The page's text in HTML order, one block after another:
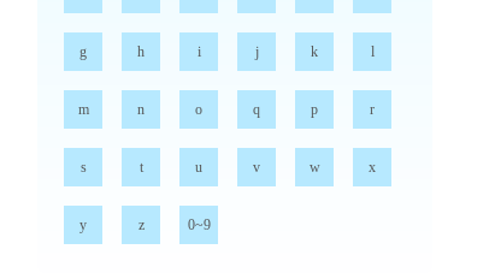
g h i j k l
m n o q p r
s t u v w x
y z 0~9